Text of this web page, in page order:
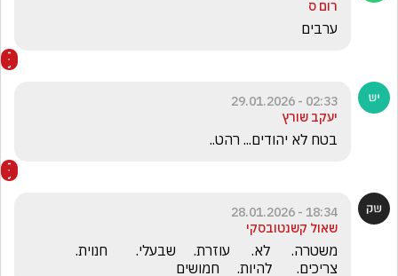
רום ס
ערבים
02:33 - 29.01.2026
יעקב שורץ
בטח לא יהודים... רהט..
18:34 - 28.01.2026
שאול קשנטובסקי
צריכים.       להיות.     חמושים